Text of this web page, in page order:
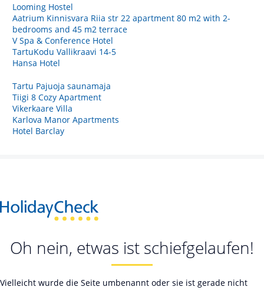
Looming Hostel
Aatrium Kinnisvara Riia str 22 apartment 80 m2 with 2-
bedrooms and 45 m2 terrace
V Spa & Conference Hotel
TartuKodu Vallikraavi 14-5
Hansa Hotel
Tartu Pajuoja saunamaja
Tiigi 8 Cozy Apartment
Vikerkaare Villa
Karlova Manor Apartments
Hotel Barclay
Oh nein, etwas ist schiefgelaufen!
Vielleicht wurde die Seite umbenannt oder sie ist gerade nicht